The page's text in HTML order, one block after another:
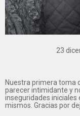
23
Nuestra primera toma
parecer intimidante y
inseguridades iniciales
mismos. Gracias por